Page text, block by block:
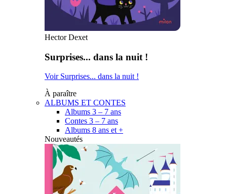
Hector Dexet
Surprises... dans la nuit !
Voir Surprises... dans la nuit !
À paraître
ALBUMS ET CONTES
Albums 3 – 7 ans
Contes 3 – 7 ans
Albums 8 ans et +
Nouveautés